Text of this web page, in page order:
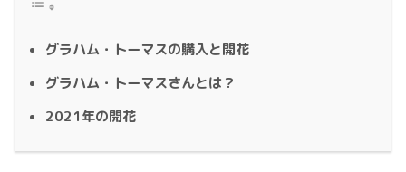
グラハム・トーマスの購入と開花
グラハム・トーマスさんとは？
2021年の開花